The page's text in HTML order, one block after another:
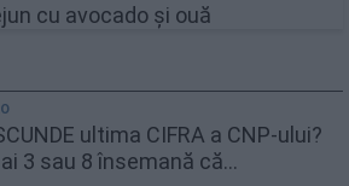
cu avocado și ouă
ultima CIFRA a CNP-ului?
3 sau 8 însemană că...